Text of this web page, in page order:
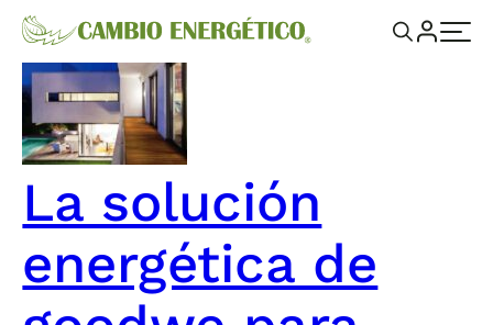
La solución
energética de